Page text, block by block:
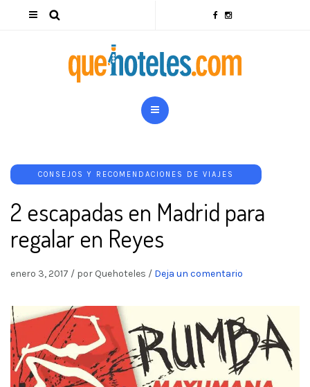
CONSEJOS Y RECOMENDACIONES DE VIAJES
2 escapadas en Madrid para
regalar en Reyes
enero 3, 2017 / por Quehoteles / Deja un comentario